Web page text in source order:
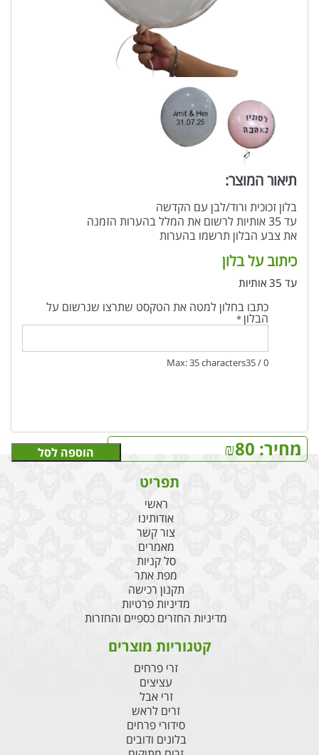
תיאור המוצר:
בלון זכוכית ורוד/לבן עם הקדשה
עד 35 אותיות לרשום את המלל בהערות הזמנה
את צבע הבלון תרשמו בהערות
מחיר: ₪80
כיתוב על בלון
עד 35 אותיות
כתבו בחלון למטה את הטקסט שתרצו שנרשום על
הבלון*
0
/
35
Max: 35 characters
הוספה לסל
תפריט
ראשי
אודותינו
צור קשר
מאמרים
סל קניות
מפת אתר
תקנון רכישה
מדיניות פרטיות
מדיניות החזרים כספיים והחזרות
קטגוריות מוצרים
זרי פרחים
עציצים
זרי אבל
זרים לראש
סידורי פרחים
בלונים ודובים